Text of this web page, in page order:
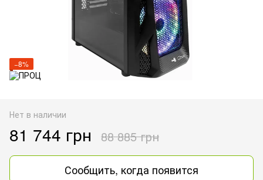
−8%
Нет в наличии
81 744 грн 88 885 грн
Сообщить, когда появится